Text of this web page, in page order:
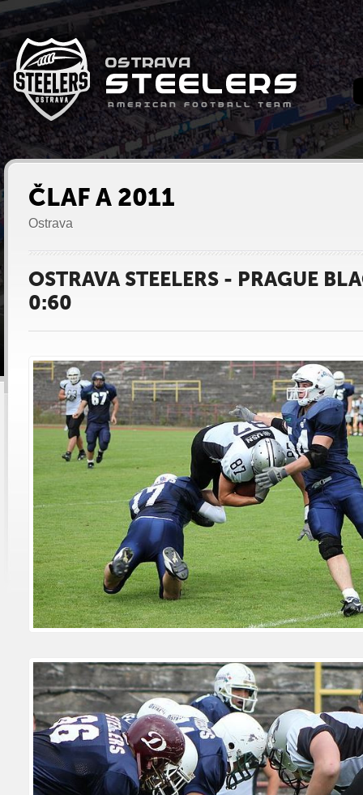
ČLAF A 2011
Ostrava
OSTRAVA STEELERS - PRAGUE
0:60